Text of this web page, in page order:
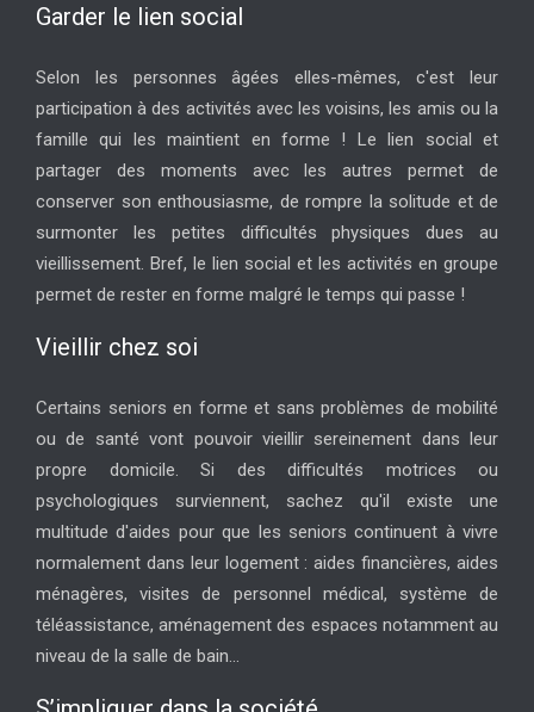
Garder le lien social
Selon les personnes âgées elles-mêmes, c'est leur
participation à des activités avec les voisins, les amis ou la
famille qui les maintient en forme ! Le lien social et
partager des moments avec les autres permet de
conserver son enthousiasme, de rompre la solitude et de
surmonter les petites difficultés physiques dues au
vieillissement. Bref, le lien social et les activités en groupe
permet de rester en forme malgré le temps qui passe !
Vieillir chez soi
Certains seniors en forme et sans problèmes de mobilité
ou de santé vont pouvoir vieillir sereinement dans leur
propre domicile. Si des difficultés motrices ou
psychologiques surviennent, sachez qu'il existe une
multitude d'aides pour que les seniors continuent à vivre
normalement dans leur logement : aides financières, aides
ménagères, visites de personnel médical, système de
téléassistance, aménagement des espaces notamment au
niveau de la salle de bain...